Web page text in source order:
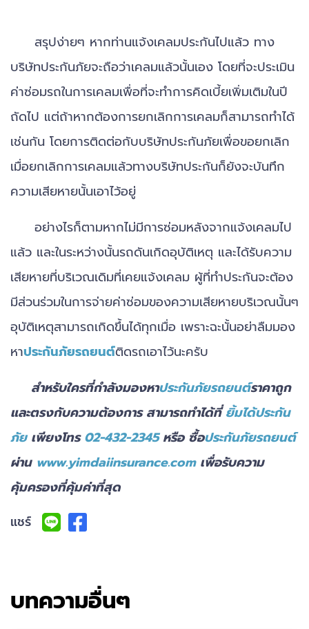
สรุปง่ายๆ หากท่านแจ้งเคลมประกันไปแล้ว ทาง
บริษัทประกันภัยจะถือว่าเคลมแล้วนั้นเอง โดยที่จะประเมิน
ค่าซ่อมรถในการเคลมเพื่อที่จะทำการคิดเบี้ยเพิ่มเติมในปี
ถัดไป แต่ถ้าหากต้องการยกเลิกการเคลมก็สามารถทำได้
เช่นกัน โดยการติดต่อกับบริษัทประกันภัยเพื่อขอยกเลิก
เมื่อยกเลิกการเคลมแล้วทางบริษัทประกันก็ยังจะบันทึก
ความเสียหายนั้นเอาไว้อยู่
อย่างไรก็ตามหากไม่มีการซ่อมหลังจากแจ้งเคลมไป
แล้ว และในระหว่างนั้นรถดันเกิดอุบัติเหตุ และได้รับความ
เสียหายที่บริเวณเดิมที่เคยแจ้งเคลม ผู้ที่ทำประกันจะต้อง
มีส่วนร่วมในการจ่ายค่าซ่อมของความเสียหายบริเวณนั้นๆ
อุบัติเหตุสามารถเกิดขึ้นได้ทุกเมื่อ เพราะฉะนั้นอย่าลืมมอง
หาประกันภัยรถยนต์ติดรถเอาไว้นะครับ
สำหรับใครที่กำลังมองหาประกันภัยรถยนต์ราคาถูก
และตรงกับความต้องการ สามารถทำได้ที่ยิ้มได้ประกัน
ภัยเพียงโทร02-432-2345หรือ ซื้อประกันภัยรถยนต์
ผ่าน www.yimdaiinsurance.comเพื่อรับความ
คุ้มครองที่คุ้มค่าที่สุด
แชร์
บทความอื่นๆ